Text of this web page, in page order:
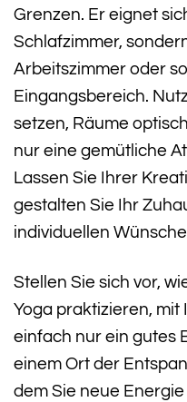
Grenzen. Er eignet
Schlafzimmer,
Arbeitszimmer oder
Eingangsbereich.
setzen, Räume
nur eine gemütliche
Lassen Sie Ihrer
gestalten Sie Ihr
individuellen
Stellen Sie sich vor,
Yoga praktizieren,
einfach nur ein gutes
einem Ort der
dem Sie neue